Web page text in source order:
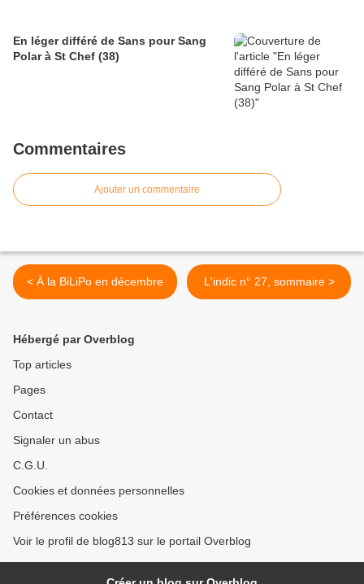
En léger différé de Sans pour Sang
Polar à St Chef (38)
Commentaires
Ajouter un commentaire
< À la BiLiPo en décembre L'indic n° 27, sommaire >
Hébergé par Overblog
Top articles
Pages
Contact
Signaler un abus
C.G.U.
Cookies et données personnelles
Préférences cookies
Voir le profil de blog813 sur le portail Overblog